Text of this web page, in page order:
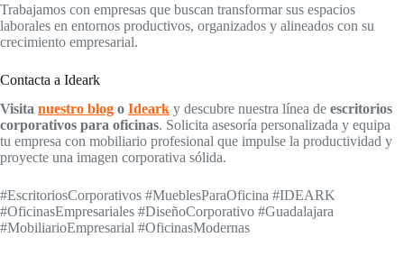
Trabajamos con empresas que buscan transformar sus espacios
laborales en entornos productivos, organizados y alineados con su
crecimiento empresarial.
Contacta a Ideark
Visita nuestro blog o Ideark y descubre nuestra línea de escritorios
corporativos para oficinas. Solicita asesoría personalizada y equipa
tu empresa con mobiliario profesional que impulse la productividad y
proyecte una imagen corporativa sólida.
#EscritoriosCorporativos #MueblesParaOficina #IDEARK
#OficinasEmpresariales #DiseñoCorporativo #Guadalajara
#MobiliarioEmpresarial #OficinasModernas